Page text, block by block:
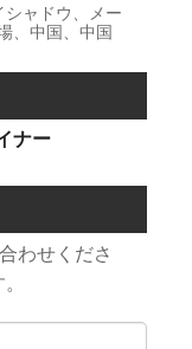
ャドウ、メー
、中国、中国
ナー
わせくださ